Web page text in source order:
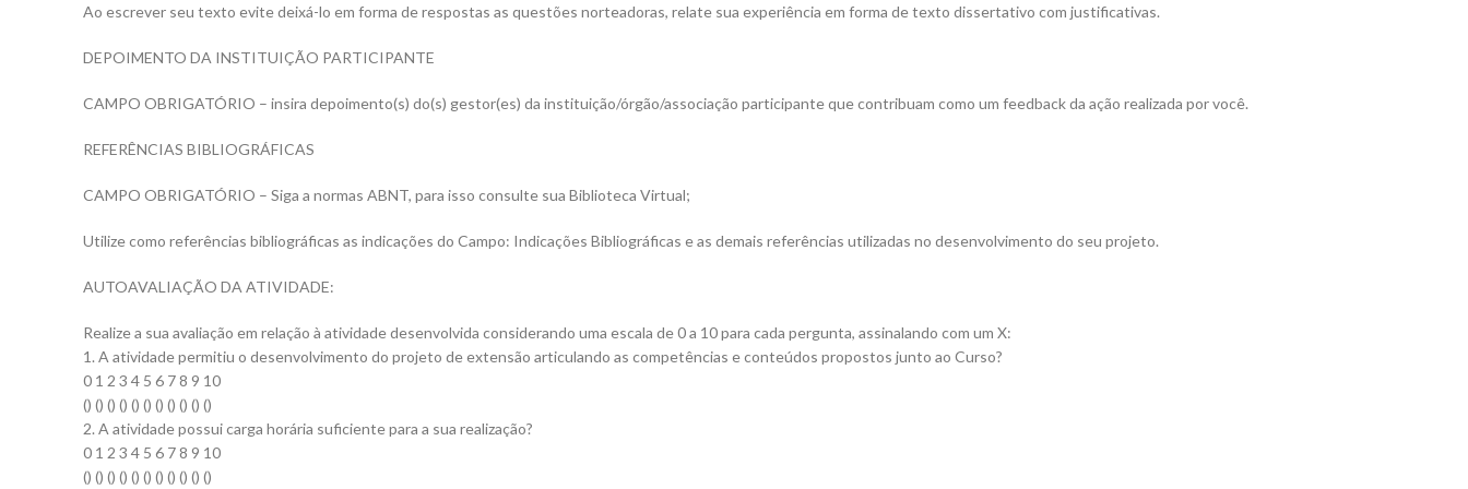
Ao escrever seu texto evite deixá-lo em forma de respostas as questões norteadoras, relate sua experiência em forma de texto dissertativo com justificativas.
DEPOIMENTO DA INSTITUIÇÃO PARTICIPANTE
CAMPO OBRIGATÓRIO – insira depoimento(s) do(s) gestor(es) da instituição/órgão/associação participante que contribuam como um feedback da ação realizada por você.
REFERÊNCIAS BIBLIOGRÁFICAS
CAMPO OBRIGATÓRIO – Siga a normas ABNT, para isso consulte sua Biblioteca Virtual;
Utilize como referências bibliográficas as indicações do Campo: Indicações Bibliográficas e as demais referências utilizadas no desenvolvimento do seu projeto.
AUTOAVALIAÇÃO DA ATIVIDADE:
Realize a sua avaliação em relação à atividade desenvolvida considerando uma escala de 0 a 10 para cada pergunta, assinalando com um X:
1. A atividade permitiu o desenvolvimento do projeto de extensão articulando as competências e conteúdos propostos junto ao Curso?
0 1 2 3 4 5 6 7 8 9 10
() () () () () () () () () () ()
2. A atividade possui carga horária suficiente para a sua realização?
0 1 2 3 4 5 6 7 8 9 10
() () () () () () () () () () ()